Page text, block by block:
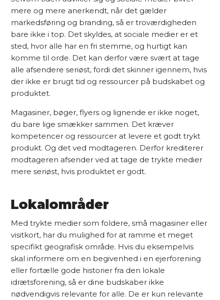
mere og mere anerkendt, når det gælder
markedsføring og branding, så er troværdigheden
bare ikke i top. Det skyldes, at sociale medier er et
sted, hvor alle har en fri stemme, og hurtigt kan
komme til orde. Det kan derfor være svært at tage
alle afsendere seriøst, fordi det skinner igennem, hvis
der ikke er brugt tid og ressourcer på budskabet og
produktet.
Magasiner, bøger, flyers og lignende er ikke noget,
du bare lige smækker sammen. Det kræver
kompetencer og ressourcer at levere et godt trykt
produkt. Og det ved modtageren. Derfor krediterer
modtageren afsender ved at tage de trykte medier
mere seriøst, hvis produktet er godt.
Lokalområder
Med trykte medier som foldere, små magasiner eller
visitkort, har du mulighed for at ramme et meget
specifikt geografisk område. Hvis du eksempelvis
skal informere om en begivenhed i en ejerforening
eller fortælle gode historier fra den lokale
idrætsforening, så er dine budskaber ikke
nødvendigvis relevante for alle. De er kun relevante